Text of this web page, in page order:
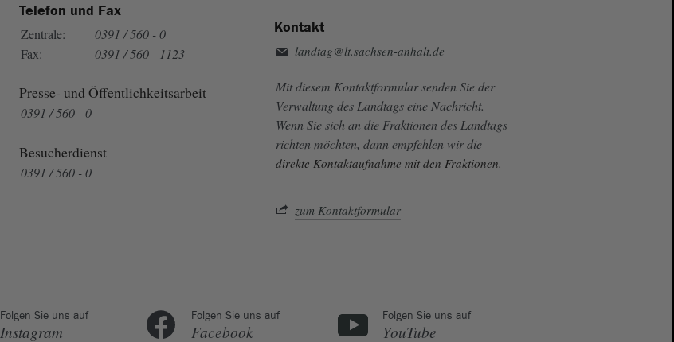
Telefon und Fax
Zentrale:
0391 / 560 - 0
Fax:
0391 / 560 - 1123
Presse- und Öffentlichkeitsarbeit
0391 / 560 - 0
Besucherdienst
0391 / 560 - 0
Kontakt
landtag@lt.sachsen-anhalt.de
Mit diesem Kontaktformular senden Sie der
Verwaltung des Landtags eine Nachricht.
Wenn Sie sich an die Fraktionen des Landtags
richten möchten, dann empfehlen wir die
direkte Kontaktaufnahme mit den Fraktionen.
zum Kontaktformular
Folgen Sie uns auf
Instagram
Folgen Sie uns auf
Facebook
Folgen Sie uns auf
YouTube